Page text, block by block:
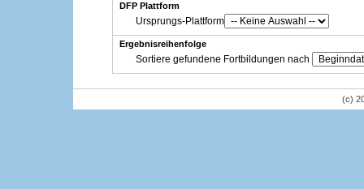
DFP Plattform
Ursprungs-Plattform
Ergebnisreihenfolge
Sortiere gefundene Fortbildungen nach
(c)